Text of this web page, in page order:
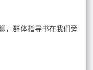
，群体指导书在我们旁